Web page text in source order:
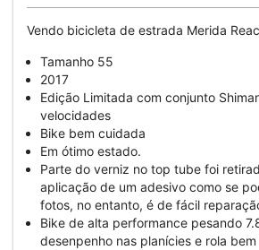
Vendo bicicleta de estrada Merida
Tamanho 55
2017
Edição Limitada com conjunto
velocidades
Bike bem cuidada
Em ótimo estado.
Parte do verniz no top tube foi
aplicação de um adesivo como se
fotos, no entanto, é de fácil
Bike de alta performance pesando
desenpenho nas planícies e rola